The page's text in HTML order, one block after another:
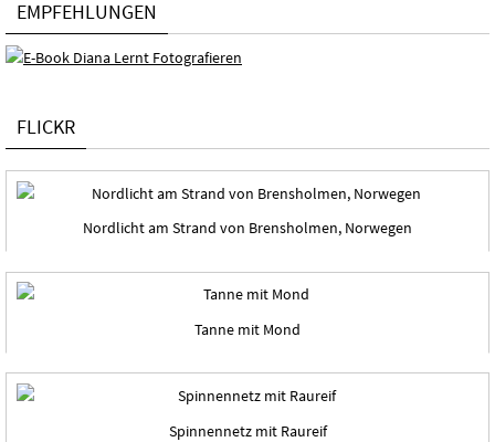
EMPFEHLUNGEN
FLICKR
Nordlicht am Strand von Brensholmen, Norwegen
Tanne mit Mond
Spinnennetz mit Raureif